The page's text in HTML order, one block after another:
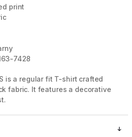
print
7428
S is a regular fit T-shirt crafted
fabric. It features a decorative